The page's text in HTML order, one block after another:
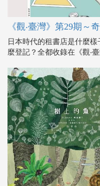
《觀‧臺灣》第29期～
日本時代的租書店是什麼
麼登記？全都收錄在《觀‧